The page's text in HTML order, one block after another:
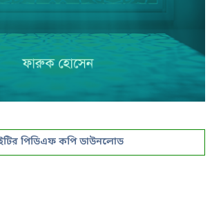
পিডিএফ কপি ডাউনলোড